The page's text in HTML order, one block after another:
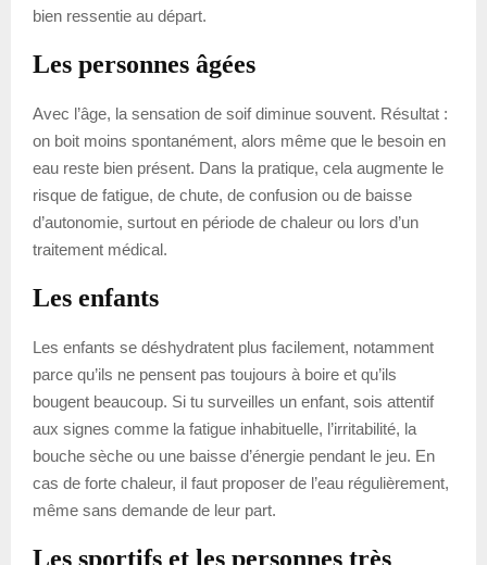
bien ressentie au départ.
Les personnes âgées
Avec l’âge, la sensation de soif diminue souvent. Résultat :
on boit moins spontanément, alors même que le besoin en
eau reste bien présent. Dans la pratique, cela augmente le
risque de fatigue, de chute, de confusion ou de baisse
d’autonomie, surtout en période de chaleur ou lors d’un
traitement médical.
Les enfants
Les enfants se déshydratent plus facilement, notamment
parce qu’ils ne pensent pas toujours à boire et qu’ils
bougent beaucoup. Si tu surveilles un enfant, sois attentif
aux signes comme la fatigue inhabituelle, l’irritabilité, la
bouche sèche ou une baisse d’énergie pendant le jeu. En
cas de forte chaleur, il faut proposer de l’eau régulièrement,
même sans demande de leur part.
Les sportifs et les personnes très